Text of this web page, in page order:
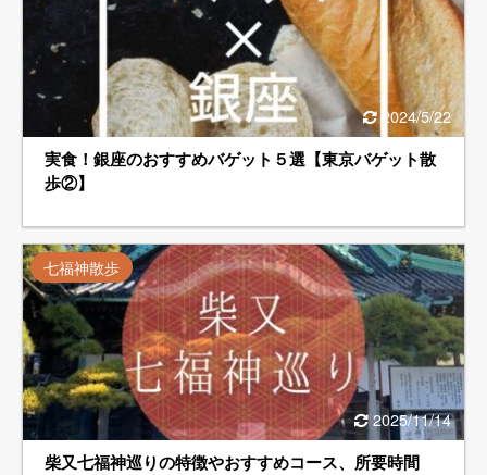
2024/5/22
実食！銀座のおすすめバゲット５選【東京バゲット散
歩②】
2025/11/14
七福神散歩
柴又七福神巡りの特徴やおすすめコース、所要時間